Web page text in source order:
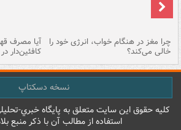
چرا مغز در هنگام خواب، انرژی خود را
خالی می‌کند؟
آیا مصرف
کافئین‌دار
نسخه دسکتاپ
کليه حقوق اين سايت متعلق به پایگاه خبري-
استفاده از مطالب آن با ذکر منبع